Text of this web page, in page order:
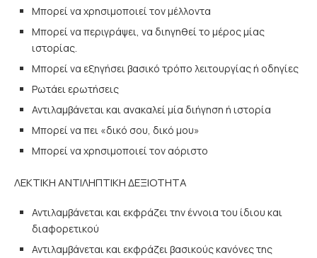
Μπορεί να χρησιμοποιεί τον μέλλοντα
Μπορεί να περιγράψει, να διηγηθεί το μέρος μίας
ιστορίας.
Μπορεί να εξηγήσει βασικό τρόπο λειτουργίας ή οδηγίες
Ρωτάει ερωτήσεις
Αντιλαμβάνεται και ανακαλεί μία διήγηση ή ιστορία
Μπορεί να πει «δικό σου, δικό μου»
Μπορεί να χρησιμοποιεί τον αόριστο
ΛΕΚΤΙΚΗ ΑΝΤΙΛΗΠΤΙΚΗ ΔΕΞΙΟΤΗΤΑ
Αντιλαμβάνεται και εκφράζει την έννοια του ίδιου και
διαφορετικού
Αντιλαμβάνεται και εκφράζει βασικούς κανόνες της